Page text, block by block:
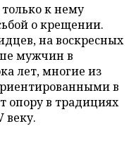
к нему
о крещении.
на воскресных
мужчин в
лет, многие из
в
опору в традициях
веку.